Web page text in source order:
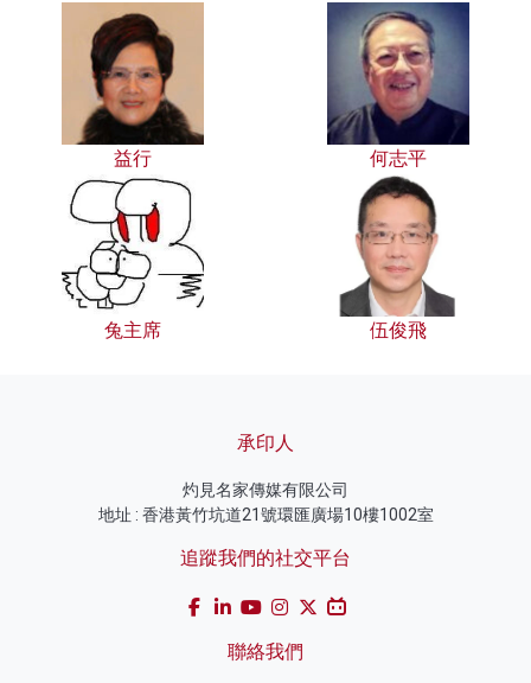
益行 何志平
兔主席 伍俊飛
承印人
灼見名家傳媒有限公司
地址 : 香港黃竹坑道21號環匯廣場10樓1002室
追蹤我們的社交平台
聯絡我們